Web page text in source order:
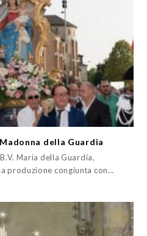
della Guardia
Maria della Guardia,
produzione congiunta con…